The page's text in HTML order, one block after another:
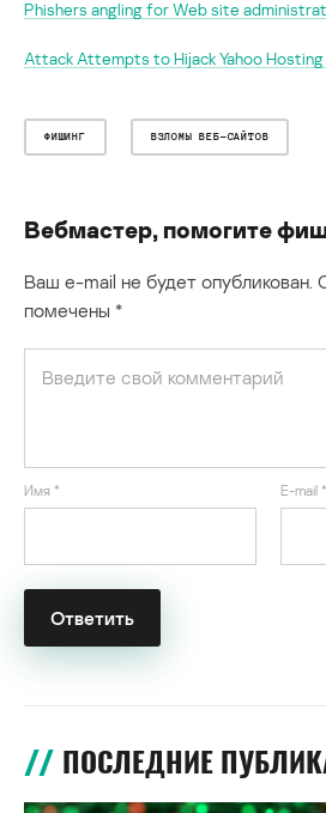
Phishers angling for Web site
Attack Attempts to Hijack Yahoo
ФИШИНГ ВЗЛОМЫ ВЕБ-САЙТОВ
Вебмастер, помогите
Ваш e-mail не будет опубликован.
помечены *
Имя * E-mail *
ПОСЛЕДНИЕ